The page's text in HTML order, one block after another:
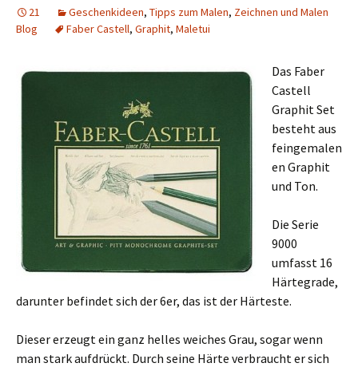
21 Geschenkideen, Tipps zum Malen, Zeichnen und Malen
Blog
Faber Castell, Graphit, Maletui
Das Faber
Castell
Graphit Set
besteht aus
feingemalen
en Graphit
und Ton.
Die Serie
9000
umfasst 16
Härtegrade,
darunter befindet sich der 6er, das ist der Härteste.
Dieser erzeugt ein ganz helles weiches Grau, sogar wenn
man stark aufdrückt. Durch seine Härte verbraucht er sich